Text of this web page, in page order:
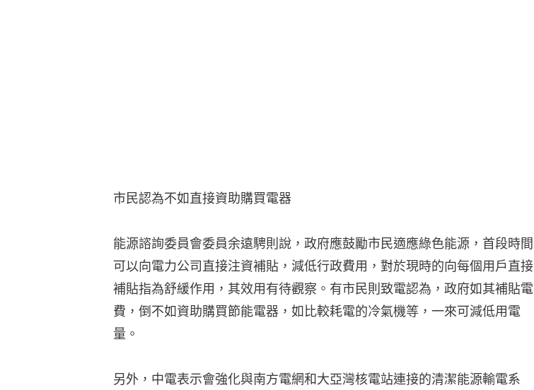
市民認為不如直接資助購買電器
能源諮詢委員會委員余遠騁則說，政府應鼓勵市民適應綠色能源，首段時間
可以向電力公司直接注資補貼，減低行政費用，對於現時的向每個用戶直接
補貼指為舒緩作用，其效用有待觀察。有市民則致電認為，政府如其補貼電
費，倒不如資助購買節能電器，如比較耗電的冷氣機等，一來可減低用電
量。
另外，中電表示會強化與南方電網和大亞灣核電站連接的清潔能源輸電系